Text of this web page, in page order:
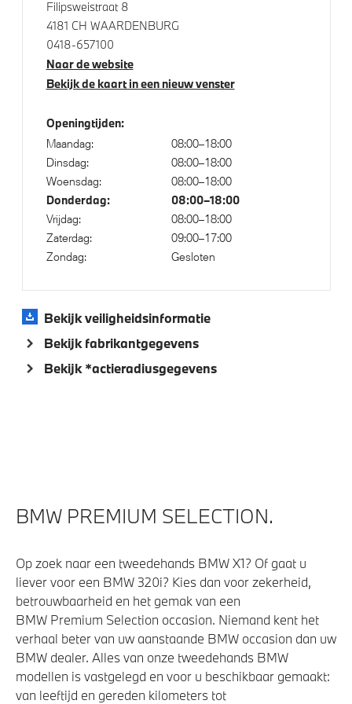
Driving Assistant Plus
Draadloos oplaadstation
Comfort Access
Bandenspanningsweergavesysteem
bestuurderzijde
Parking assistant plus
Alarmsysteem klasse 3 (VbV/SCM)
Aandrijving en onderstel
Veiligheid
Filipsweistraat 8
4181 CH WAARDENBURG
0418-657100
Naar de website
Bekijk de kaart in een nieuw venster
Openingtijden:
Maandag:
08:00–18:00
Dinsdag:
08:00–18:00
Woensdag:
08:00–18:00
Donderdag: 08:00–18:00
Vrijdag:
08:00–18:00
Zaterdag:
09:00–17:00
Zondag:
Gesloten
Bekijk veiligheidsinformatie
Bekijk fabrikantgegevens
Bekijk *actieradiusgegevens
BMW PREMIUM SELECTION.
Op zoek naar een tweedehands BMW X1? Of gaat u
liever voor een BMW 320i? Kies dan voor zekerheid,
betrouwbaarheid en het gemak van een
BMW Premium Selection occasion. Niemand kent het
verhaal beter van uw aanstaande BMW occasion dan uw
BMW dealer. Alles van onze tweedehands BMW
modellen is vastgelegd en voor u beschikbaar gemaakt:
van leeftijd en gereden kilometers tot